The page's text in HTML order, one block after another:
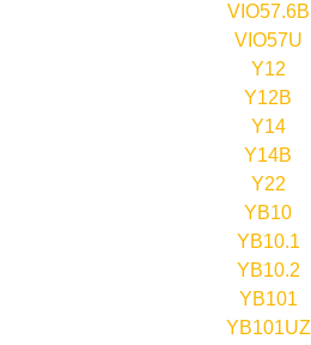
VIO57.6B
VIO57U
Y12
Y12B
Y14
Y14B
Y22
YB10
YB10.1
YB10.2
YB101
YB101UZ